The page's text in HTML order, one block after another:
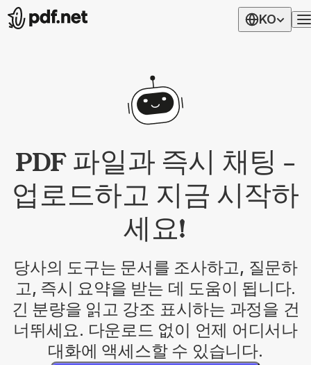
KO
PDF 파일과 즉시 채팅 –
업로드하고 지금 시작하
세요!
당사의 도구는 문서를 조사하고, 질문하
고, 즉시 요약을 받는 데 도움이 됩니다.
긴 분량을 읽고 강조 표시하는 과정을 건
너뛰세요. 다운로드 없이 언제 어디서나
대화에 액세스할 수 있습니다.